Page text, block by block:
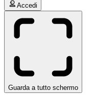
Accedi
Guarda a tutto schermo